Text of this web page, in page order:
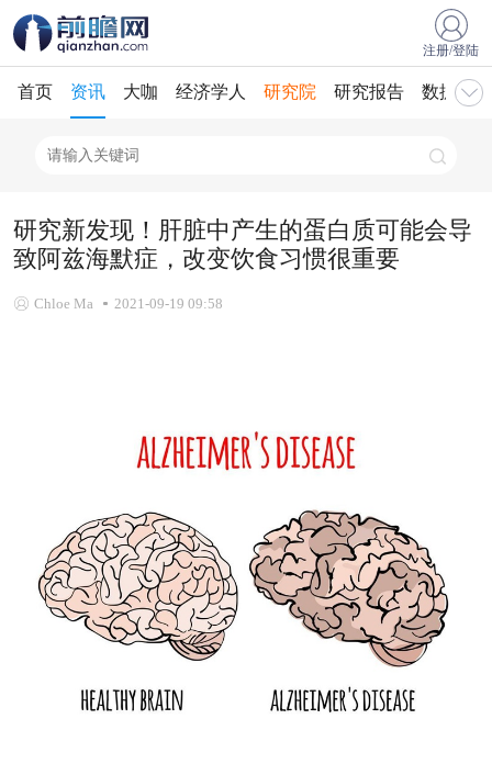
注册/登陆
首页 资讯 大咖 经济学人 研究院 研究报告 数据库
研究新发现！肝脏中产生的蛋白质可能会导
致阿兹海默症，改变饮食习惯很重要
Chloe Ma 2021-09-19 09:58